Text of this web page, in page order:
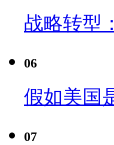
战略转型
06
假如美国
07